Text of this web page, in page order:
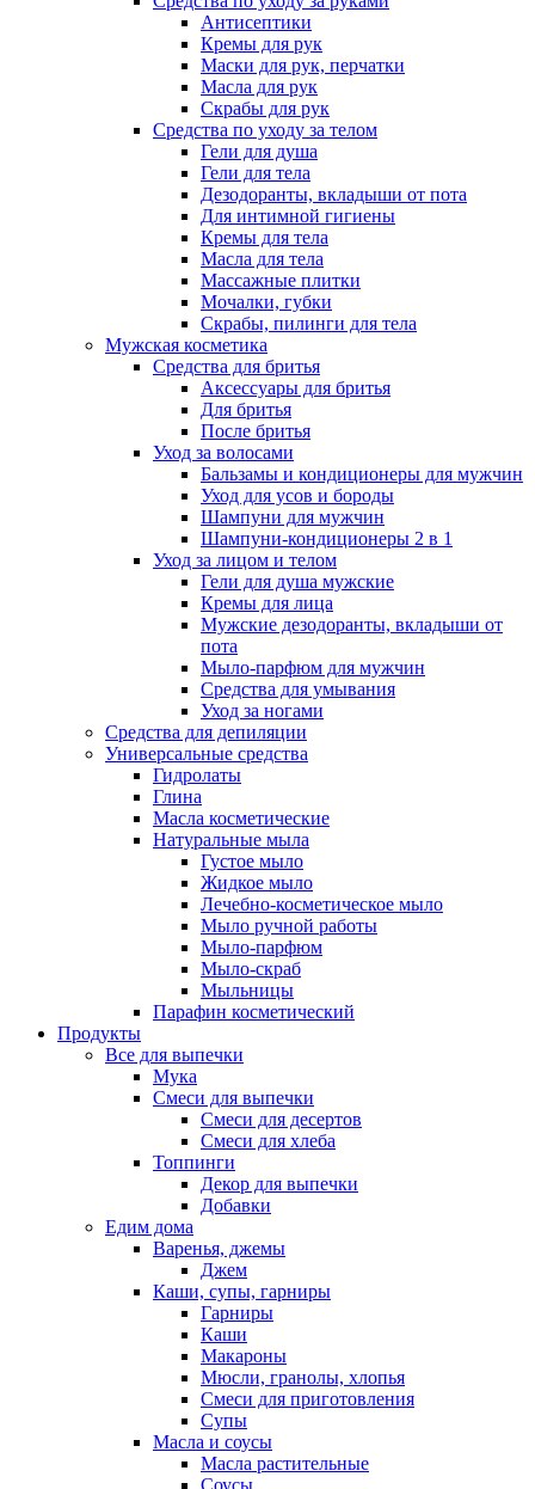
Антисептики
Кремы для рук
Маски для рук, перчатки
Масла для рук
Скрабы для рук
Средства по уходу за телом
Гели для душа
Гели для тела
Дезодоранты, вкладыши от пота
Для интимной гигиены
Кремы для тела
Масла для тела
Массажные плитки
Мочалки, губки
Скрабы, пилинги для тела
Мужская косметика
Средства для бритья
Аксессуары для бритья
Для бритья
После бритья
Уход за волосами
Бальзамы и кондиционеры для мужчин
Уход для усов и бороды
Шампуни для мужчин
Шампуни-кондиционеры 2 в 1
Уход за лицом и телом
Гели для душа мужские
Кремы для лица
Мужские дезодоранты, вкладыши от
пота
Мыло-парфюм для мужчин
Средства для умывания
Уход за ногами
Средства для депиляции
Универсальные средства
Гидролаты
Глина
Масла косметические
Натуральные мыла
Густое мыло
Жидкое мыло
Лечебно-косметическое мыло
Мыло ручной работы
Мыло-парфюм
Мыло-скраб
Мыльницы
Парафин косметический
Продукты
Все для выпечки
Мука
Смеси для выпечки
Смеси для десертов
Смеси для хлеба
Топпинги
Декор для выпечки
Добавки
Едим дома
Варенья, джемы
Джем
Каши, супы, гарниры
Гарниры
Каши
Макароны
Мюсли, гранолы, хлопья
Смеси для приготовления
Супы
Масла и соусы
Масла растительные
Соусы